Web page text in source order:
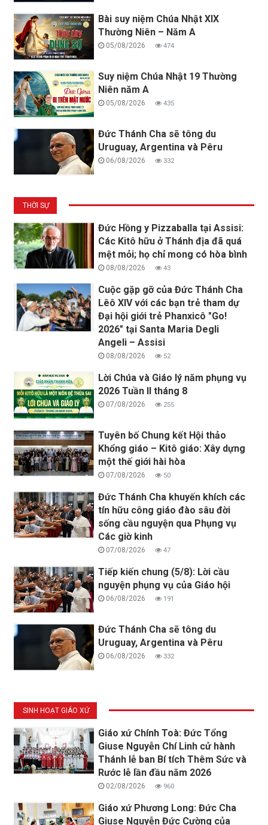
Bài suy niệm Chúa Nhật XIX
Thường Niên – Năm A
05/08/2026 474
Suy niệm Chúa Nhật 19 Thường
Niên năm A
05/08/2026 435
Đức Thánh Cha sẽ tông du
Uruguay, Argentina và Pêru
06/08/2026 332
THỜI SỰ
Đức Hồng y Pizzaballa tại Assisi:
Các Kitô hữu ở Thánh địa đã quá
mệt mỏi; họ chỉ mong có hòa bình
08/08/2026 43
Cuộc gặp gỡ của Đức Thánh Cha
Lêô XIV với các bạn trẻ tham dự
Đại hội giới trẻ Phanxicô "Go!
2026" tại Santa Maria Degli
Angeli – Assisi
08/08/2026 52
Lời Chúa và Giáo lý năm phụng vụ
2026 Tuần II tháng 8
07/08/2026 255
Tuyên bố Chung kết Hội thảo
Khổng giáo – Kitô giáo: Xây dựng
một thế giới hài hòa
07/08/2026 50
Đức Thánh Cha khuyến khích các
tín hữu công giáo đào sâu đời
sống cầu nguyện qua Phụng vụ
Các giờ kinh
07/08/2026 47
Tiếp kiến chung (5/8): Lời cầu
nguyện phụng vụ của Giáo hội
06/08/2026 191
Đức Thánh Cha sẽ tông du
Uruguay, Argentina và Pêru
06/08/2026 332
SINH HOẠT GIÁO XỨ
Giáo xứ Chính Toà: Đức Tổng
Giuse Nguyễn Chí Linh cử hành
Thánh lễ ban Bí tích Thêm Sức và
Rước lễ lần đầu năm 2026
02/08/2026 960
Giáo xứ Phương Long: Đức Cha
Giuse Nguyễn Đức Cường của